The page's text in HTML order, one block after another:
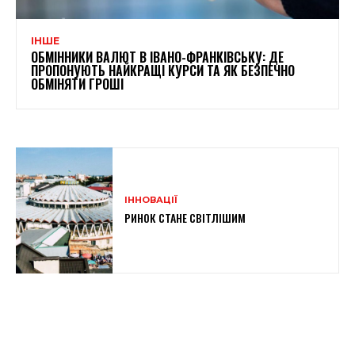
ІНШЕ
ОБМІННИКИ ВАЛЮТ В ІВАНО-ФРАНКІВСЬКУ: ДЕ
ПРОПОНУЮТЬ НАЙКРАЩІ КУРСИ ТА ЯК БЕЗПЕЧНО
ОБМІНЯТИ ГРОШІ
ІННОВАЦІЇ
РИНОК СТАНЕ СВІТЛІШИМ